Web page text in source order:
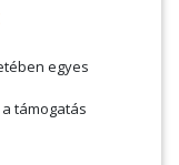
egyes
támogatás